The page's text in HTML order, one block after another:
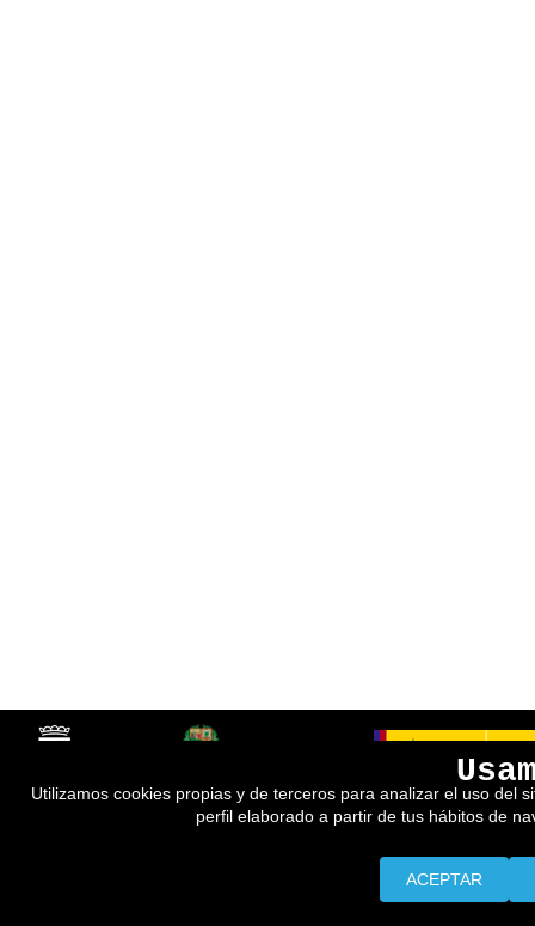
Utilizamos cookies propias y de terceros para analizar el uso del
perfil elaborado a partir de tus hábitos de
ACEPTAR